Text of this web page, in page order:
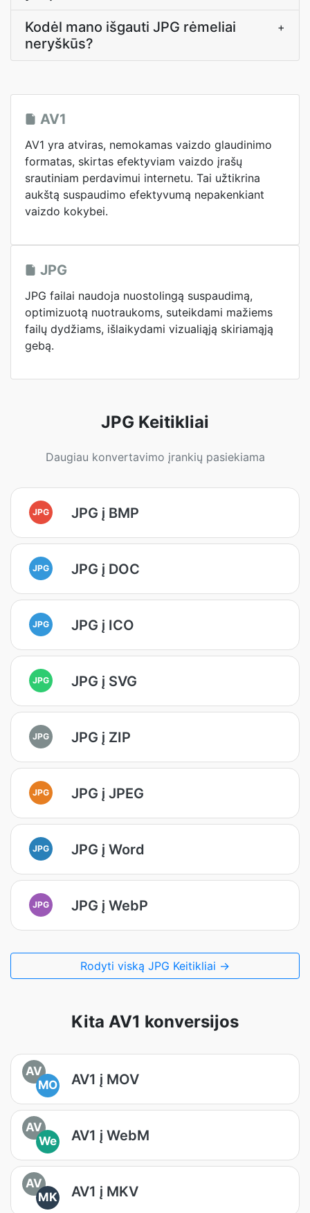
Kodėl mano išgauti JPG rėmeliai
neryškūs?
+
AV1
AV1 yra atviras, nemokamas vaizdo glaudinimo
formatas, skirtas efektyviam vaizdo įrašų
srautiniam perdavimui internetu. Tai užtikrina
aukštą suspaudimo efektyvumą nepakenkiant
vaizdo kokybei.
JPG
JPG failai naudoja nuostolingą suspaudimą,
optimizuotą nuotraukoms, suteikdami mažiems
failų dydžiams, išlaikydami vizualiąją skiriamąją
gebą.
JPG Keitikliai
Daugiau konvertavimo įrankių pasiekiama
JPG JPG į BMP
JPG JPG į DOC
JPG JPG į ICO
JPG JPG į SVG
JPG JPG į ZIP
JPG JPG į JPEG
JPG JPG į Word
JPG JPG į WebP
Rodyti viską JPG Keitikliai →
Kita AV1 konversijos
AV
MO
AV1 į MOV
AV
We
AV1 į WebM
AV
MK
AV1 į MKV